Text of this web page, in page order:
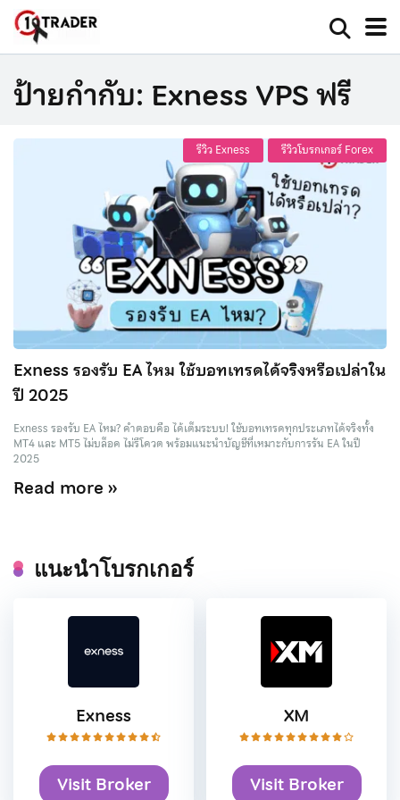
ป้ายกำกับ: Exness VPS ฟรี
รีวิว Exness รีวิวโบรกเกอร์ Forex
Exness รองรับ EA ไหม ใช้บอทเทรดได้จริงหรือเปล่าใน
ปี 2025
Exness รองรับ EA ไหม? คำตอบคือ ได้เต็มระบบ! ใช้บอทเทรดทุกประเภทได้จริงทั้ง
MT4 และ MT5 ไม่บล็อค ไม่รีโควต พร้อมแนะนำบัญชีที่เหมาะกับการรัน EA ในปี
2025
Read more »
แนะนำโบรกเกอร์
Exness
Visit Broker
XM
Visit Broker